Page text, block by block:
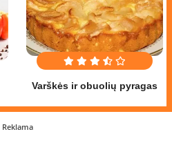
Varškės ir obuolių pyragas
Reklama